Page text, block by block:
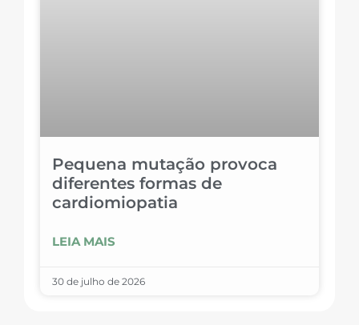
Pequena mutação provoca
diferentes formas de
cardiomiopatia
LEIA MAIS
30 de julho de 2026